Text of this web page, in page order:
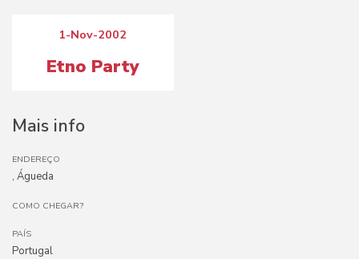
1-Nov-2002
Etno Party
Mais info
ENDEREÇO
, Águeda
COMO CHEGAR?
PAÍS
Portugal